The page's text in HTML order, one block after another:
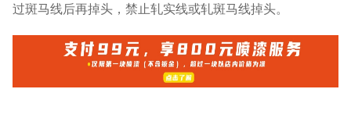
过斑马线后再掉头，禁止轧实线或轧斑马线掉头。